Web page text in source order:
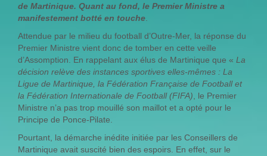
de Martinique. Quant au fond, le Premier Ministre a
manifestement botté en touche.
Attendue par le milieu du football d’Outre-Mer, la réponse du
Premier Ministre vient donc de tomber en cette veille
d’Assomption. En rappelant aux élus de Martinique que « La
décision relève des instances sportives elles-mêmes : La
Ligue de Martinique, la Fédération Française de Football et
la Fédération Internationale de Football (FIFA), le Premier
Ministre n’a pas trop mouillé son maillot et a opté pour le
Principe de Ponce-Pilate.
Pourtant, la démarche inédite initiée par les Conseillers de
Martinique avait suscité bien des espoirs. En effet, sur le